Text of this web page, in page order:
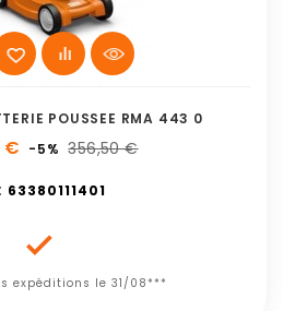
POUSSEE RMA 443 0
€ -5% 356,50 €
63380111401

expéditions le 31/08***